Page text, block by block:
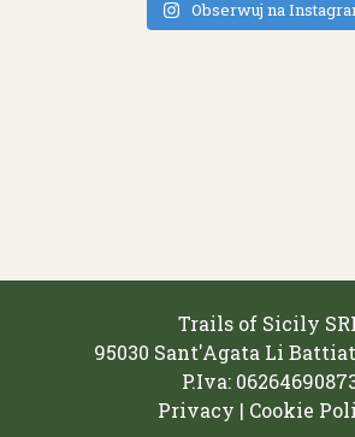
Obserwuj na
Trails of Sicily
95030 Sant'Agata Li
P.Iva:
Privacy | Cookie